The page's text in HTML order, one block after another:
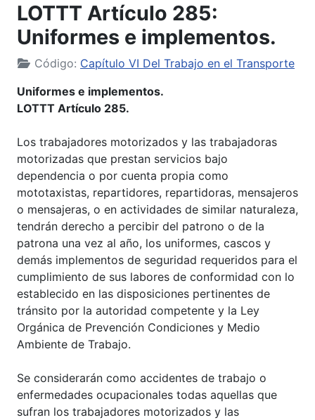
LOTTT Artículo 285:
Uniformes e implementos.
Código: Capítulo VI Del Trabajo en el Transporte
Uniformes e implementos.
LOTTT Artículo 285.
Los trabajadores motorizados y las trabajadoras
motorizadas que prestan servicios bajo
dependencia o por cuenta propia como
mototaxistas, repartidores, repartidoras, mensajeros
o mensajeras, o en actividades de similar naturaleza,
tendrán derecho a percibir del patrono o de la
patrona una vez al año, los uniformes, cascos y
demás implementos de seguridad requeridos para el
cumplimiento de sus labores de conformidad con lo
establecido en las disposiciones pertinentes de
tránsito por la autoridad competente y la Ley
Orgánica de Prevención Condiciones y Medio
Ambiente de Trabajo.
Se considerarán como accidentes de trabajo o
enfermedades ocupacionales todas aquellas que
sufran los trabajadores motorizados y las